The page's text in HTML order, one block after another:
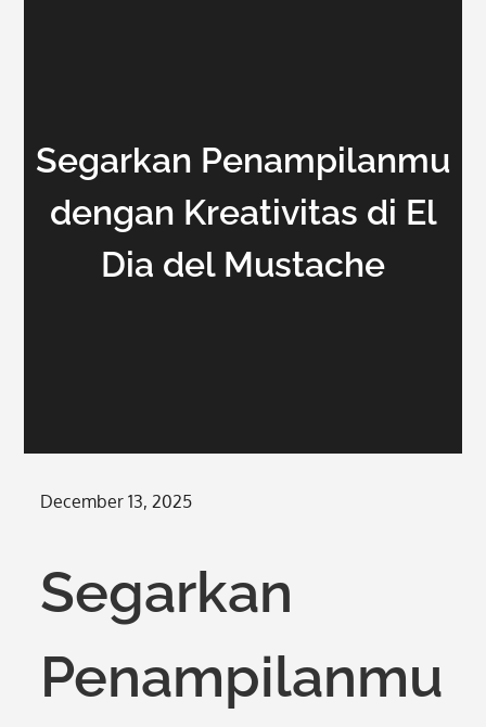
Segarkan Penampilanmu
dengan Kreativitas di El
Dia del Mustache
Posted
December 13, 2025
Segarkan
Penampilanmu